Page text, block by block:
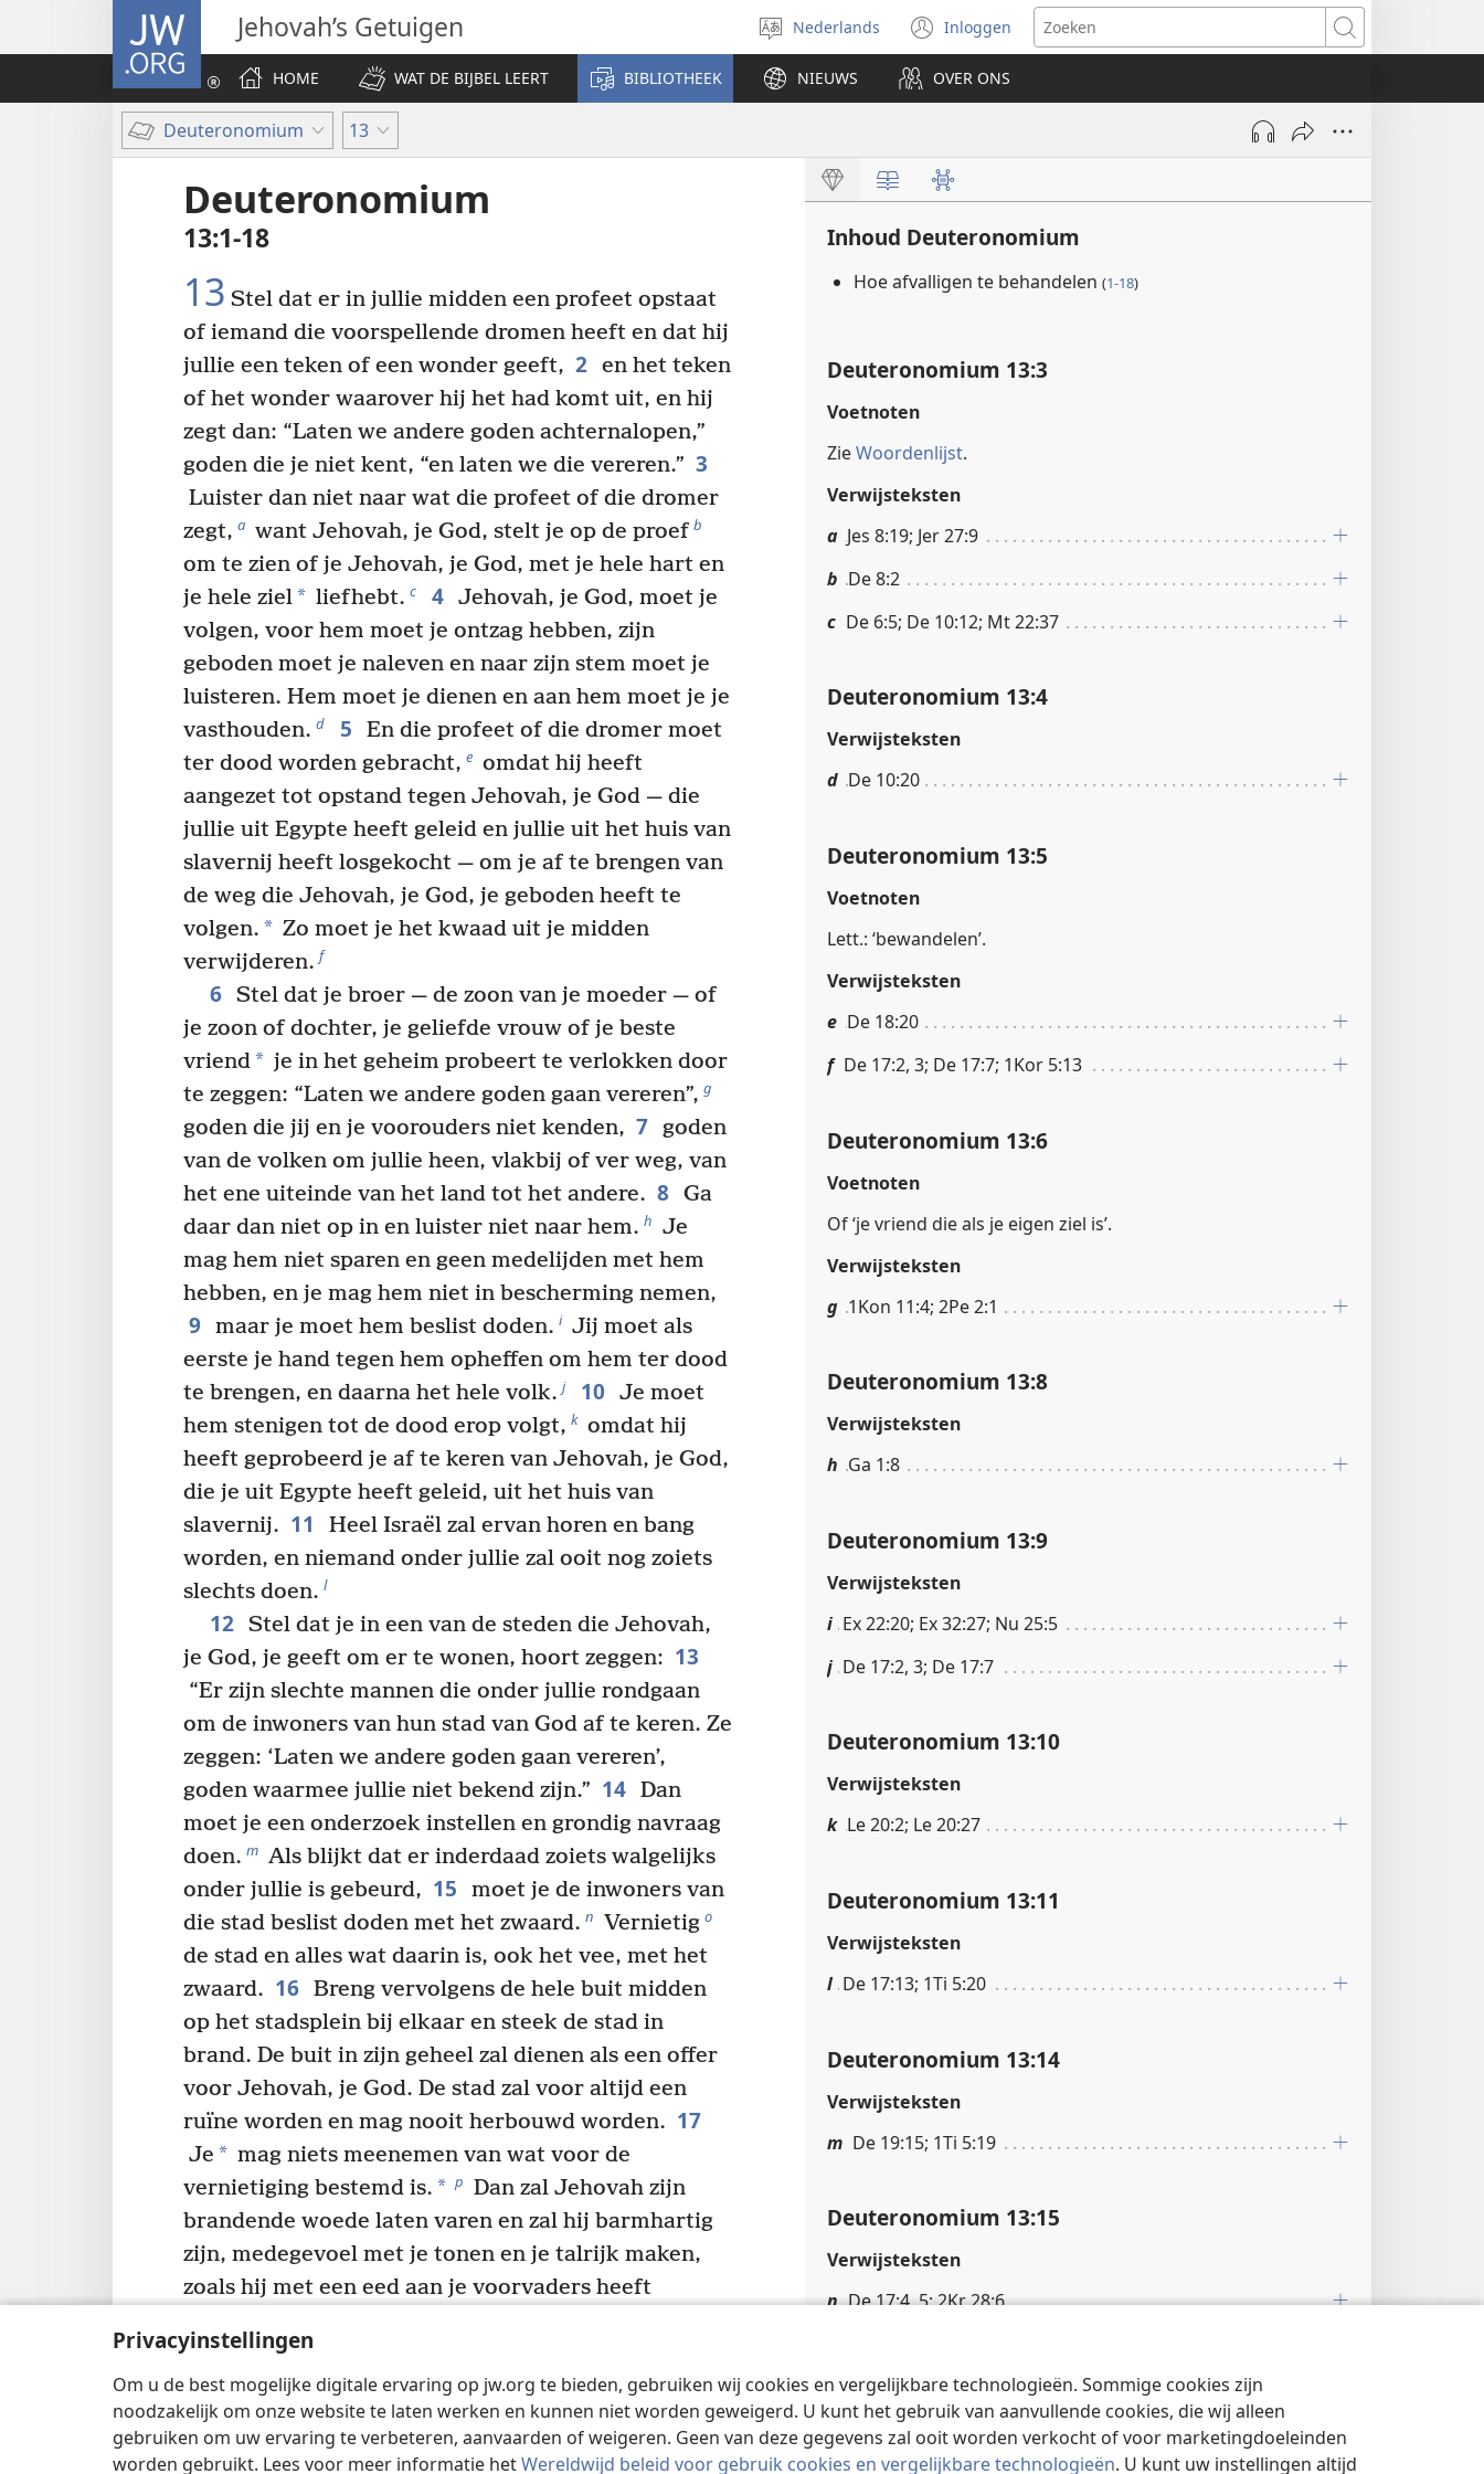
Privacyinstellingen
Om u de best mogelijke digitale ervaring op jw.org te bieden, gebruiken wij cookies en vergelijkbare technologieën. Sommige cookies zijn
noodzakelijk om onze website te laten werken en kunnen niet worden geweigerd. U kunt het gebruik van aanvullende cookies, die wij alleen
gebruiken om uw ervaring te verbeteren, aanvaarden of weigeren. Geen van deze gegevens zal ooit worden verkocht of voor marketingdoeleinden
worden gebruikt. Lees voor meer informatie hetWereldwijd beleid voor gebruik cookies en vergelijkbare technologieën. U kunt uw instellingen altijd
JW.ORG Jehovah’s Getuigen
Taal
selecteren
Nederlands Inloggen
(opent
nieuw
venster)
Zoeken
HOME
WAT DE BIJBEL LEERT BIBLIOTHEEK NIEUWS OVER ONS
Deuteronomium 13
Deuteronomium
13:1-18
13 Stel dat er in jullie midden een profeet opstaat
of iemand die voorspellende dromen heeft en dat hij
jullie een teken of een wonder geeft, 2 en het teken
of het wonder waarover hij het had komt uit, en hij
zegt dan: “Laten we andere goden achternalopen,”
goden die je niet kent, “en laten we die vereren.” 3
Luister dan niet naar wat die profeet of die dromer
zegt, a want Jehovah, je God, stelt je op de proef b
om te zien of je Jehovah, je God, met je hele hart en
je hele ziel* liefhebt. c 4 Jehovah, je God, moet je
volgen, voor hem moet je ontzag hebben, zijn
geboden moet je naleven en naar zijn stem moet je
luisteren. Hem moet je dienen en aan hem moet je je
vasthouden. d 5
En die profeet of die dromer moet
ter dood worden gebracht, e omdat hij heeft
aangezet tot opstand tegen Jehovah, je God — die
jullie uit Egypte heeft geleid en jullie uit het huis van
slavernij heeft losgekocht — om je af te brengen van
de weg die Jehovah, je God, je geboden heeft te
volgen. * Zo moet je het kwaad uit je midden
verwijderen. f
6 Stel dat je broer — de zoon van je moeder — of
je zoon of dochter, je geliefde vrouw of je beste
vriend* je in het geheim probeert te verlokken door
te zeggen: “Laten we andere goden gaan vereren”, g
goden die jij en je voorouders niet kenden, 7 goden
van de volken om jullie heen, vlakbij of ver weg, van
het ene uiteinde van het land tot het andere. 8 Ga
daar dan niet op in en luister niet naar hem. h Je
mag hem niet sparen en geen medelijden met hem
hebben, en je mag hem niet in bescherming nemen,
9 maar je moet hem beslist doden. i Jij moet als
eerste je hand tegen hem opheffen om hem ter dood
te brengen, en daarna het hele volk. j 10 Je moet
hem stenigen tot de dood erop volgt, k omdat hij
heeft geprobeerd je af te keren van Jehovah, je God,
die je uit Egypte heeft geleid, uit het huis van
slavernij. 11
Heel Israël zal ervan horen en bang
worden, en niemand onder jullie zal ooit nog zoiets
slechts doen. l
12 Stel dat je in een van de steden die Jehovah,
je God, je geeft om er te wonen, hoort zeggen: 13
“Er zijn slechte mannen die onder jullie rondgaan
om de inwoners van hun stad van God af te keren. Ze
zeggen: ‘Laten we andere goden gaan vereren’,
goden waarmee jullie niet bekend zijn.” 14 Dan
moet je een onderzoek instellen en grondig navraag
doen. m Als blijkt dat er inderdaad zoiets walgelijks
onder jullie is gebeurd, 15
moet je de inwoners van
die stad beslist doden met het zwaard. n Vernietig o
de stad en alles wat daarin is, ook het vee, met het
zwaard. 16 Breng vervolgens de hele buit midden
op het stadsplein bij elkaar en steek de stad in
brand. De buit in zijn geheel zal dienen als een offer
voor Jehovah, je God. De stad zal voor altijd een
ruïne worden en mag nooit herbouwd worden. 17
Je * mag niets meenemen van wat voor de
vernietiging bestemd is. * p Dan zal Jehovah zijn
brandende woede laten varen en zal hij barmhartig
zijn, medegevoel met je tonen en je talrijk maken,
zoals hij met een eed aan je voorvaders heeft
gehoorzamen
die ik je vandaag geef. Zo doe je wat juist is in de
ogen van Jehovah, je God. r
Inhoud Deuteronomium
Hoe afvalligen te behandelen (1-18)
Deuteronomium 13:3
Voetnoten
ZieWoordenlijst.
Verwijsteksten
a Jes 8:19; Jer 27:9
b De 8:2
c De 6:5; De 10:12; Mt 22:37
Deuteronomium 13:4
Verwijsteksten
d De 10:20
Deuteronomium 13:5
Voetnoten
Lett.: ‘bewandelen’.
Verwijsteksten
e De 18:20
f De 17:2, 3; De 17:7; 1Kor 5:13
Deuteronomium 13:6
Voetnoten
Of ‘je vriend die als je eigen ziel is’.
Verwijsteksten
g 1Kon 11:4; 2Pe 2:1
Deuteronomium 13:8
Verwijsteksten
h Ga 1:8
Deuteronomium 13:9
Verwijsteksten
i Ex 22:20; Ex 32:27; Nu 25:5
j De 17:2, 3; De 17:7
Deuteronomium 13:10
Verwijsteksten
k Le 20:2; Le 20:27
Deuteronomium 13:11
Verwijsteksten
l De 17:13; 1Ti 5:20
Deuteronomium 13:14
Verwijsteksten
m De 19:15; 1Ti 5:19
Deuteronomium 13:15
Verwijsteksten
n De 17:4, 5; 2Kr 28:6
Deuteronomium 13:17
Voetnoten